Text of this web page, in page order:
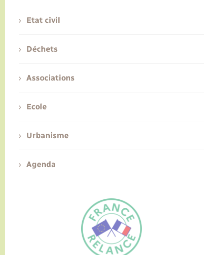
FR
Etat civil
Déchets
Associations
Ecole
Urbanisme
Agenda